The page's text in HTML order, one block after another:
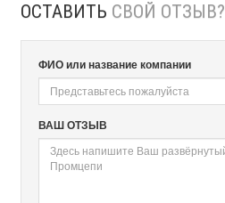
ОСТАВИТЬ СВОЙ ОТЗЫВ?
ФИО или название компании
ВАШ ОТЗЫВ